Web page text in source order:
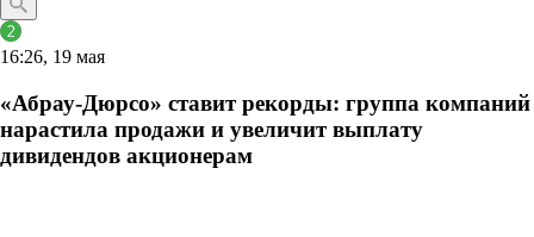
16:26, 19 мая
«Абрау-Дюрсо» ставит рекорды: группа компаний
нарастила продажи и увеличит выплату
дивидендов акционерам